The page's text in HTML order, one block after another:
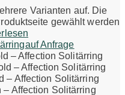
Varianten auf. Die
gewählt werden
auf Anfrage